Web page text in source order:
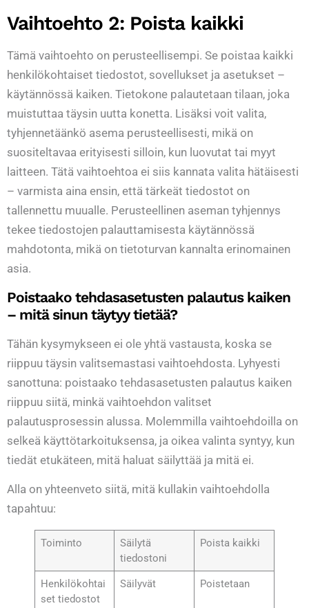
Vaihtoehto 2: Poista kaikki
Tämä vaihtoehto on perusteellisempi. Se poistaa kaikki
henkilökohtaiset tiedostot, sovellukset ja asetukset –
käytännössä kaiken. Tietokone palautetaan tilaan, joka
muistuttaa täysin uutta konetta. Lisäksi voit valita,
tyhjennetäänkö asema perusteellisesti, mikä on
suositeltavaa erityisesti silloin, kun luovutat tai myyt
laitteen. Tätä vaihtoehtoa ei siis kannata valita hätäisesti
– varmista aina ensin, että tärkeät tiedostot on
tallennettu muualle. Perusteellinen aseman tyhjennys
tekee tiedostojen palauttamisesta käytännössä
mahdotonta, mikä on tietoturvan kannalta erinomainen
asia.
Poistaako tehdasasetusten palautus kaiken
– mitä sinun täytyy tietää?
Tähän kysymykseen ei ole yhtä vastausta, koska se
riippuu täysin valitsemastasi vaihtoehdosta. Lyhyesti
sanottuna: poistaako tehdasasetusten palautus kaiken
riippuu siitä, minkä vaihtoehdon valitset
palautusprosessin alussa. Molemmilla vaihtoehdoilla on
selkeä käyttötarkoituksensa, ja oikea valinta syntyy, kun
tiedät etukäteen, mitä haluat säilyttää ja mitä ei.
Alla on yhteenveto siitä, mitä kullakin vaihtoehdolla
tapahtuu:
Toiminto
Säilytä
tiedostoni
Poista kaikki
Henkilökohtai
set tiedostot
Säilyvät Poistetaan